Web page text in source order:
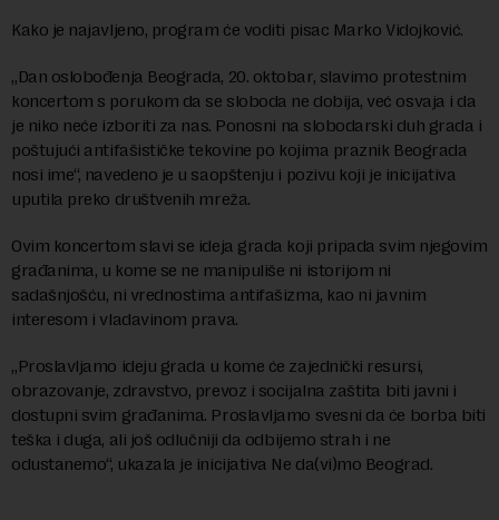
Kako je najavljeno, program će voditi pisac Marko Vidojković.
„Dan oslobođenja Beograda, 20. oktobar, slavimo protestnim
koncertom s porukom da se sloboda ne dobija, već osvaja i da
je niko neće izboriti za nas. Ponosni na slobodarski duh grada i
poštujući antifašističke tekovine po kojima praznik Beograda
nosi ime“, navedeno je u saopštenju i pozivu koji je inicijativa
uputila preko društvenih mreža.
Ovim koncertom slavi se ideja grada koji pripada svim njegovim
građanima, u kome se ne manipuliše ni istorijom ni
sadašnjošću, ni vrednostima antifašizma, kao ni javnim
interesom i vladavinom prava.
„Proslavljamo ideju grada u kome će zajednički resursi,
obrazovanje, zdravstvo, prevoz i socijalna zaštita biti javni i
dostupni svim građanima. Proslavljamo svesni da će borba biti
teška i duga, ali još odlučniji da odbijemo strah i ne
odustanemo“, ukazala je inicijativa Ne da(vi)mo Beograd.